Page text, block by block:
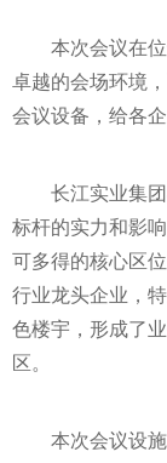
本次会议在
卓越的会场环境
会议设备，给各
长江实业集
标杆的实力和影
可多得的核心区
行业龙头企业，
色楼宇，形成了
区。
本次会议设